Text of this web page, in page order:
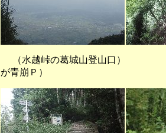
（水越峠の葛城山登山口
が青崩Ｐ）